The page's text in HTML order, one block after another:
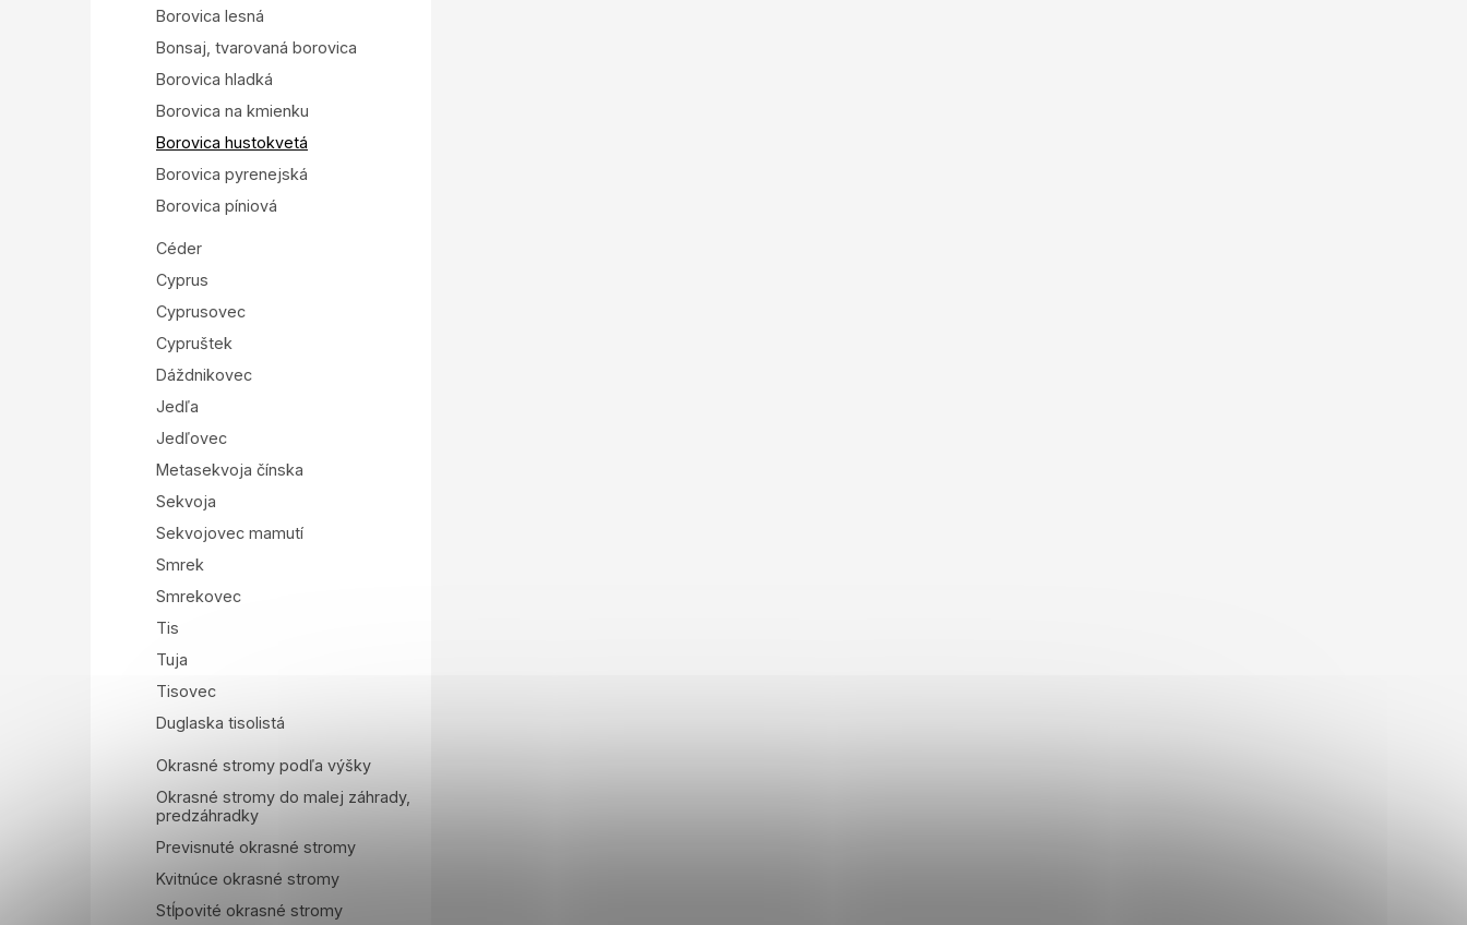
Borovica lesná
Bonsaj, tvarovaná borovica
Borovica hladká
Borovica na kmienku
Borovica hustokvetá
Borovica pyrenejská
Borovica píniová
Céder
Cyprus
Cyprusovec
Cypruštek
Dáždnikovec
Jedľa
Jedľovec
Metasekvoja čínska
Sekvoja
Sekvojovec mamutí
Smrek
Smrekovec
Tis
Tuja
Tisovec
Duglaska tisolistá
Okrasné stromy podľa výšky
Okrasné stromy do malej záhrady,
predzáhradky
Previsnuté okrasné stromy
Kvitnúce okrasné stromy
Stĺpovité okrasné stromy